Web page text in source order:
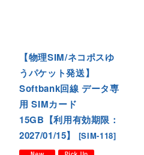
【物理SIM/ネコポスゆ
うパケット発送】
Softbank回線 データ専
用 SIMカード
15GB【利用有効期限：
2027/01/15】
[SIM-118]